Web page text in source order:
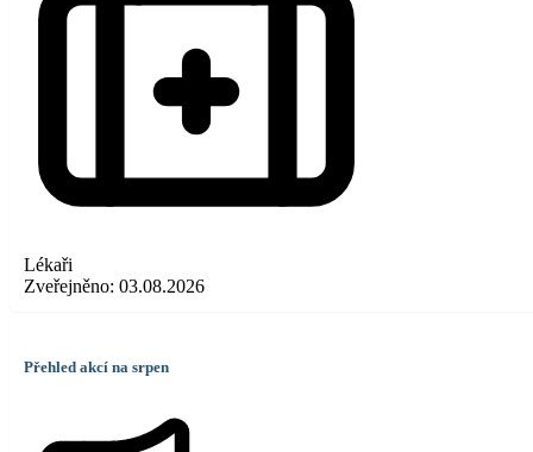
Lékaři
Zveřejněno: 03.08.2026
Přehled akcí na srpen